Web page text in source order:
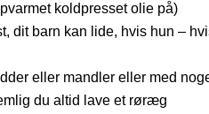
koldpresset olie på)
dit barn kan lide, hvis hun –
eller mandler eller med
du altid lave et røræg